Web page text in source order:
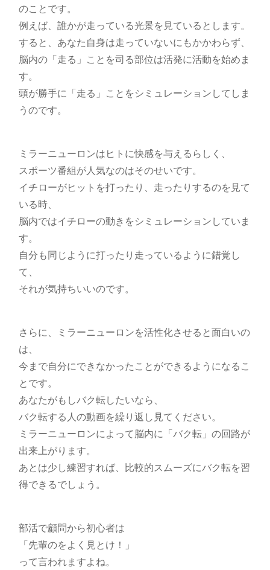
のことです。
例えば、誰かが走っている光景を見ているとします。
すると、あなた自身は走っていないにもかかわらず、
脳内の「走る」ことを司る部位は活発に活動を始めま
す。
頭が勝手に「走る」ことをシミュレーションしてしま
うのです。
ミラーニューロンはヒトに快感を与えるらしく、
スポーツ番組が人気なのはそのせいです。
イチローがヒットを打ったり、走ったりするのを見て
いる時、
脳内ではイチローの動きをシミュレーションしていま
す。
自分も同じように打ったり走っているように錯覚し
て、
それが気持ちいいのです。
さらに、ミラーニューロンを活性化させると面白いの
は、
今まで自分にできなかったことができるようになるこ
とです。
あなたがもしバク転したいなら、
バク転する人の動画を繰り返し見てください。
ミラーニューロンによって脳内に「バク転」の回路が
出来上がります。
あとは少し練習すれば、比較的スムーズにバク転を習
得できるでしょう。
部活で顧問から初心者は
「先輩のをよく見とけ！」
って言われますよね。